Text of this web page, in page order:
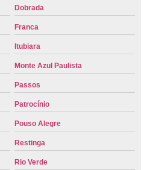
Dobrada
Franca
Itubiara
Monte Azul Paulista
Passos
Patrocínio
Pouso Alegre
Restinga
Rio Verde